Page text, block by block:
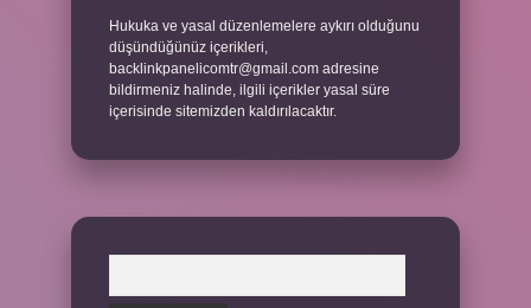
Hukuka ve yasal düzenlemelere aykırı olduğunu
düşündüğünüz içerikleri,
backlinkpanelicomtr@gmail.com adresine
bildirmeniz halinde, ilgili içerikler yasal süre
içerisinde sitemizden kaldırılacaktır.